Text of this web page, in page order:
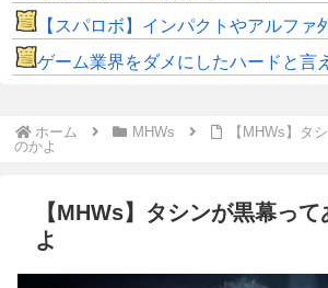
【スパロボ】インパクトやアルファ外伝くらいのバランス求む！！ → インパクトも最終的には
ゲーム業界をダメにしたハードと言
ホーム MHWs
【MHWs】タ
のかよ
【MHWs】タシンが黒幕っ
よ